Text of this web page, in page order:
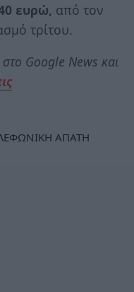
ευρώ, από τον
τρίτου.
στο Google News και
ΑΠΑΤΗ